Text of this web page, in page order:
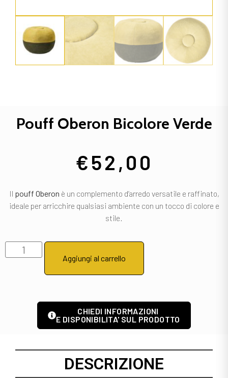
Pouff Oberon Bicolore Verde
€52,00
Il pouff Oberon è un complemento d’arredo versatile e raffinato,
ideale per arricchire qualsiasi ambiente con un tocco di colore e
stile.
Aggiungi al carrello
CHIEDI INFORMAZIONI
E DISPONIBILITA' SUL PRODOTTO
DESCRIZIONE